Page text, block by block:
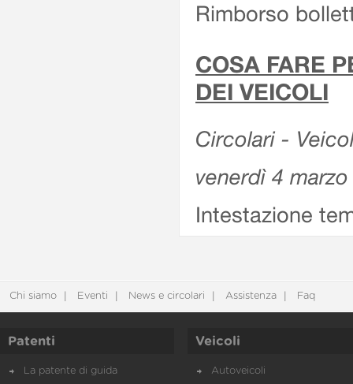
Rimborso
COSA FARE
DEI VEICOLI
Circolari -
venerdì 4
Intestazione
Chi siamo Eventi News e circolari Assistenza Faq
Patenti
La patente di guida
Veicoli
Autoveicoli